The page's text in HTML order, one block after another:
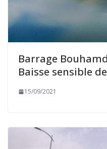
Barrage
Baisse sensible
15/09/2021